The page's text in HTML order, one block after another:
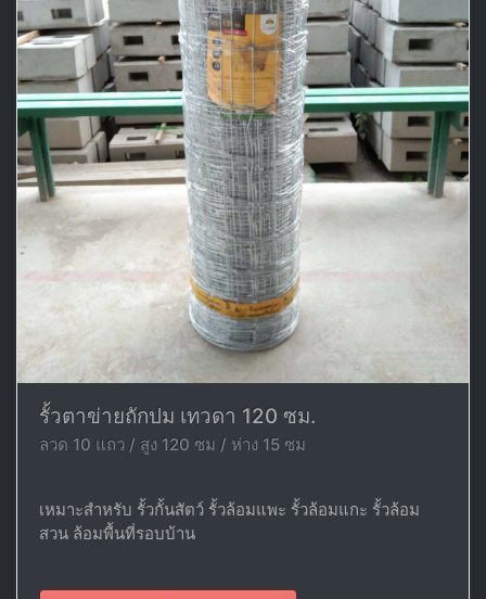
รั้วตาข่ายถักปม เทวดา 120 ซม.
ลวด 10 แถว / สูง 120 ซม / ห่าง 15 ซม
เหมาะสำหรับ รั้วกั้นสัตว์ รั้วล้อมแพะ รั้วล้อมแกะ รั้วล้อม
สวน ล้อมพื้นที่รอบบ้าน